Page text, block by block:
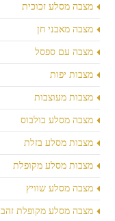
מצבה מסלע זכוכית
מצבה מאבני חן
מצבה עם ספסל
מצבות יפות
מצבות מעוצבות
מצבה מסלע בולבוס
מצבות מסלע בזלת
מצבות מסלע מקופלת
מצבה מסלע שוויץ
מצבה מסלע מקופלת זהב